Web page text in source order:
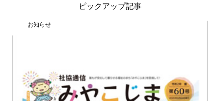
ピックアップ記事
お知らせ